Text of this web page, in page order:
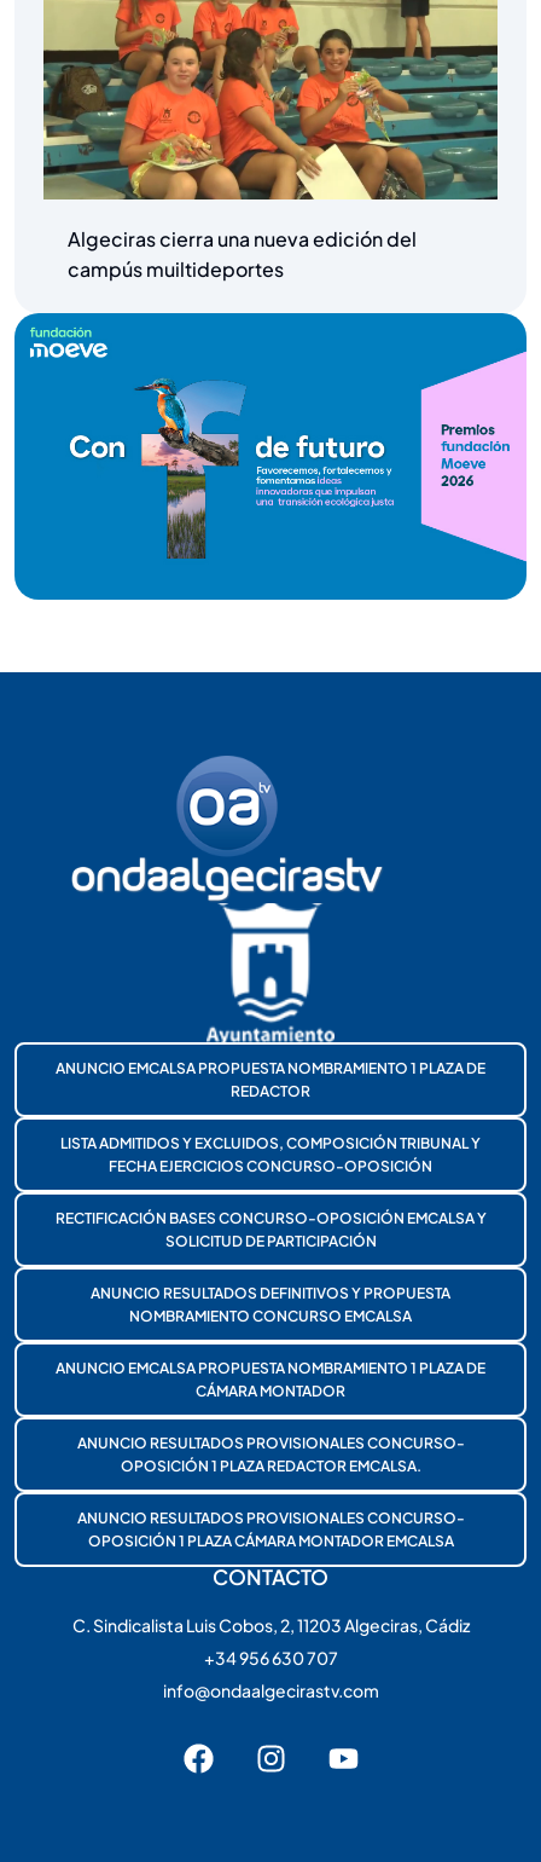
Algeciras cierra una nueva edición del
campús muiltideportes
ANUNCIO EMCALSA PROPUESTA NOMBRAMIENTO 1 PLAZA DE
REDACTOR
LISTA ADMITIDOS Y EXCLUIDOS, COMPOSICIÓN TRIBUNAL Y
FECHA EJERCICIOS CONCURSO-OPOSICIÓN
RECTIFICACIÓN BASES CONCURSO-OPOSICIÓN EMCALSA Y
SOLICITUD DE PARTICIPACIÓN
ANUNCIO RESULTADOS DEFINITIVOS Y PROPUESTA
NOMBRAMIENTO CONCURSO EMCALSA
ANUNCIO EMCALSA PROPUESTA NOMBRAMIENTO 1 PLAZA DE
CÁMARA MONTADOR
ANUNCIO RESULTADOS PROVISIONALES CONCURSO-
OPOSICIÓN 1 PLAZA REDACTOR EMCALSA.
ANUNCIO RESULTADOS PROVISIONALES CONCURSO-
OPOSICIÓN 1 PLAZA CÁMARA MONTADOR EMCALSA
CONTACTO
C. Sindicalista Luis Cobos, 2, 11203 Algeciras, Cádiz
+34 956 630 707
info@ondaalgecirastv.com